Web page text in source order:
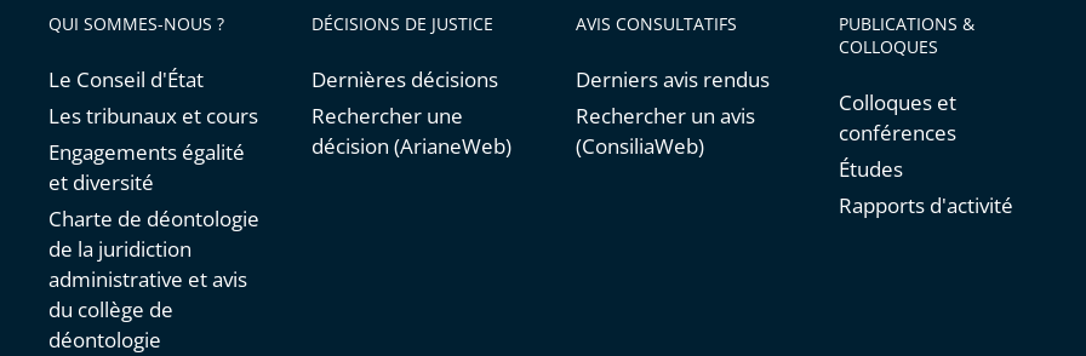
QUI SOMMES-NOUS ?
Le Conseil d'État
Les tribunaux et cours
Engagements égalité
et diversité
Charte de déontologie
de la juridiction
administrative et avis
du collège de
déontologie
DÉCISIONS DE JUSTICE
Dernières décisions
Rechercher une
décision (ArianeWeb)
AVIS CONSULTATIFS
Derniers avis rendus
Rechercher un avis
(ConsiliaWeb)
PUBLICATIONS &
COLLOQUES
Colloques et
conférences
Études
Rapports d'activité